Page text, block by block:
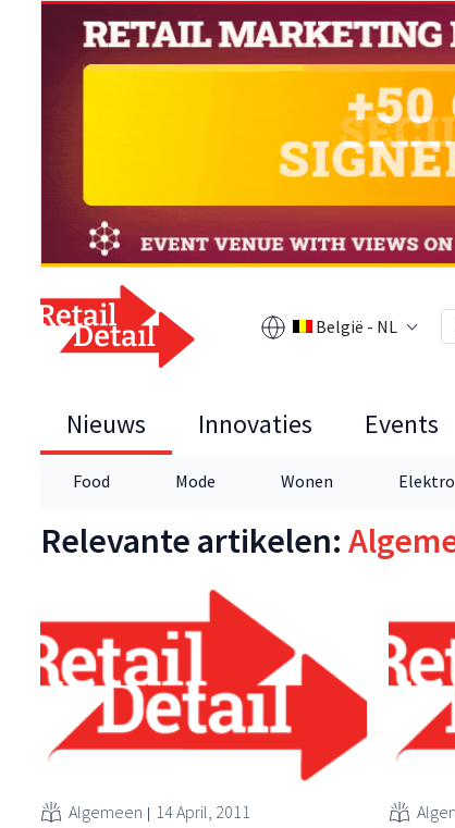
België - NL
Nieuws
Food Mode Wonen Elektro
Innovaties Events
Relevante artikelen:
Algemeen 14 April, 2011